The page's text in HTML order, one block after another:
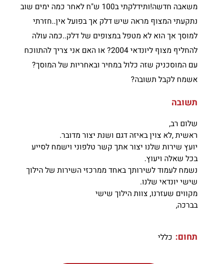
משאבה חדשה!ותידלקתי ב100 ש"ח לאחר כמה ימים שוב
נתקעתי המצוף מראה שיש דלק אך בפועל אין..חזרתי
למוסך אך הוא לא מטפל במצופים של דלק..כמה עולה
להחליף מצוף ליונדאי 2004? או האם אני צריך להתווכח
עם המוסכניק שזה כלול במחיר ובאחריות של המוסך?
אשמח לקבל תשובה?
תשובה
שלום רב,
ראשית ,לא צוין באיזה דגם ושנת יצור מדובר.
יועץ שירות שלנו יצור אתך קשר טלפוני וישמח לסייע
בכל שאלה ויעוץ.
נשמח לעמוד לשירותך באחד ממרכזי השירות של הילוך
שישי יונדאי שלנו.
מקווים שעזרנו, צוות הילוך שישי
בברכה,
תחום: כללי